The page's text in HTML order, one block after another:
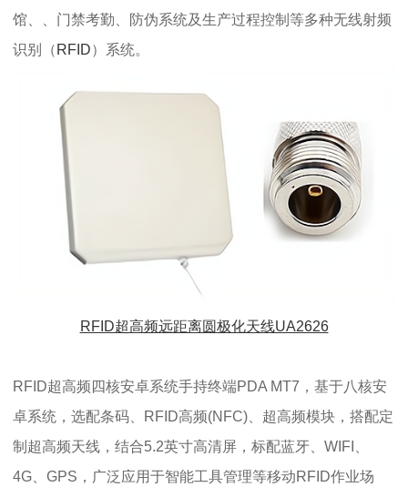
馆、、门禁考勤、防伪系统及生产过程控制等多种无线射频
识别（ RFID）系统。
RFID超高频远距离圆极化天线UA2626
RFID超高频四核安卓系统手持终端PDA MT7，基于八核安
卓系统，选配条码、RFID高频(NFC)、超高频模块，搭配定
制超高频天线，结合5.2英寸高清屏，标配蓝牙、WIFI、
4G、GPS，广泛应用于智能工具管理等移动RFID作业场